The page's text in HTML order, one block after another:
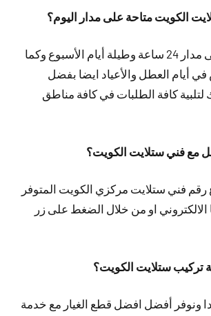
الكويت متاحة على مدار اليوم؟
نعم نحن نعمل على مدار 24 ساعة وطيلة أيام الأسبوع وكما
أيام العطل والأعياد ايضا بفضل
لتلبية كافة الطلبات في كافة مناطق
مع فني ستلايت الكويت؟
رقم فني ستلايت مركزي الكويت المتوفر
او من خلال الضغط على زر
تركيب ستلايت الكويت؟
ونوفر أفضل افضل قطع الغيار مع خدمة